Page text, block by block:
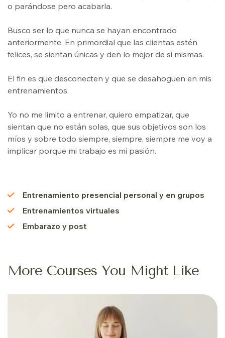
o parándose pero acabarla.
Busco ser lo que nunca se hayan encontrado
anteriormente. En primordial que las clientas estén
felices, se sientan únicas y den lo mejor de si mismas.
El fin es que desconecten y que se desahoguen en mis
entrenamientos.
Yo no me limito a entrenar, quiero empatizar, que
sientan que no están solas, que sus objetivos son los
míos y sobre todo siempre, siempre, siempre me voy a
implicar porque mi trabajo es mi pasión.
Entrenamiento presencial personal y en grupos
Entrenamientos virtuales
Embarazo y post
More Courses You Might Like